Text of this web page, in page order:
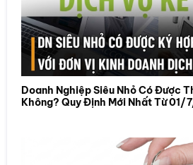
Doanh Nghiệp Siêu Nhỏ Có Được
Không? Quy Định Mới Nhất Từ 01/